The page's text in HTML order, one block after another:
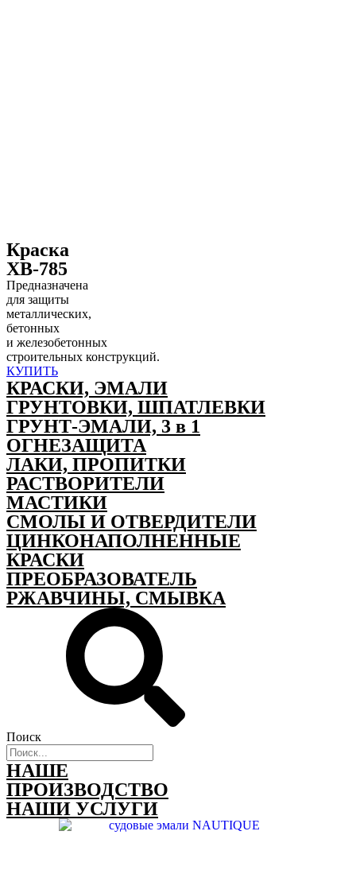
Краска
ХВ-785
Предназначена
для защиты
металлических,
бетонных
и железобетонных
строительных конструкций.
КУПИТЬ
КРАСКИ, ЭМАЛИ
ГРУНТОВКИ, ШПАТЛЕВКИ
ГРУНТ-ЭМАЛИ, 3 в 1
ОГНЕЗАЩИТА
ЛАКИ, ПРОПИТКИ
РАСТВОРИТЕЛИ
МАСТИКИ
СМОЛЫ И ОТВЕРДИТЕЛИ
ЦИНКОНАПОЛНЕННЫЕ
КРАСКИ
ПРЕОБРАЗОВАТЕЛЬ
РЖАВЧИНЫ, СМЫВКА
Поиск
НАШЕ
ПРОИЗВОДСТВО
НАШИ УСЛУГИ